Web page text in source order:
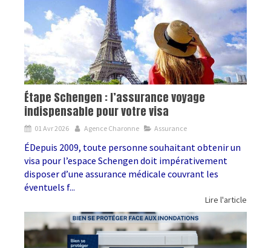
Étape Schengen : l’assurance voyage
indispensable pour votre visa
01 Avr 2026 Agence Charonne Assurance
ÉDepuis 2009, toute personne souhaitant obtenir un
visa pour l’espace Schengen doit impérativement
disposer d’une assurance médicale couvrant les
éventuels f...
Lire l'article